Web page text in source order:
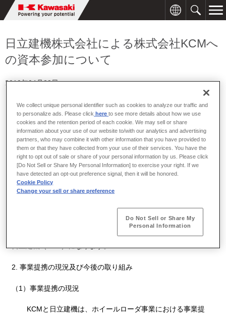
日立建機株式会社による株式会社KCMへ
の資本参加について
2010年04月28日
川崎重工業株式会社（以下「川崎重工」）、川崎重工の完全子会
社である株式会社KCM（以下「KCM」）および日立建機株式会社
（以下「日立建機」）は、2010年6月を目途に、日立建機がKCM
に第三者割当増資の形で資本参加することに合意しましたのでお
知らせします。
資本参加の目的
日立建機によるKCMへの資本参加は、2008年10月に締結された川
今回の出資により、KCMの株主構成比率は、川崎重工（66%）、
日立建機（34%）になります。
事業提携の現況及び今後の取り組み
（1）事業提携の現況
KCMと日立建機は、ホイールローダ事業における事業提
We collect unique personal identifier such as cookies to analyze our traffic and
to personalize ads. Please click hereto see more details about how we use
cookies and the retention period of each cookie. We may sell or share
information about your use of our website to/with our analytics and advertising
partners, who may combine it with other information that you have provided to
them or that they have collected from your use of their services. You have the
right to opt out of sale or share of your personal information by us. Please click
[Do Not Sell or Share My Personal Information] to exercise your right. If we
have detected an opt-out preference signal, then it will be honored.
Cookie Policy
Change your sell or share preference
Do Not Sell or Share My
Personal Information